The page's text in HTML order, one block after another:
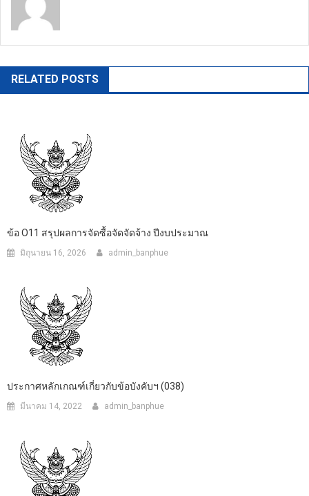
RELATED POSTS
ข้อ O11 สรุปผลการจัดซื้อจัดจัดจ้าง ปีงบประมาณ
มิถุนายน 16, 2026 admin_banphue
ประกาศหลักเกณฑ์เกี่ยวกับข้อบังคับฯ (038)
มีนาคม 14, 2022 admin_banphue